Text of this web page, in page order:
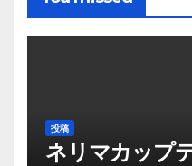
投稿
ネリマカップ